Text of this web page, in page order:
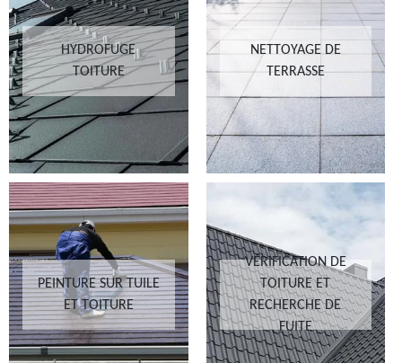
HYDROFUGE
TOITURE
NETTOYAGE DE
TERRASSE
PEINTURE SUR TUILE
ET TOITURE
VÉRIFICATION DE
TOITURE ET
RECHERCHE DE
FUITE